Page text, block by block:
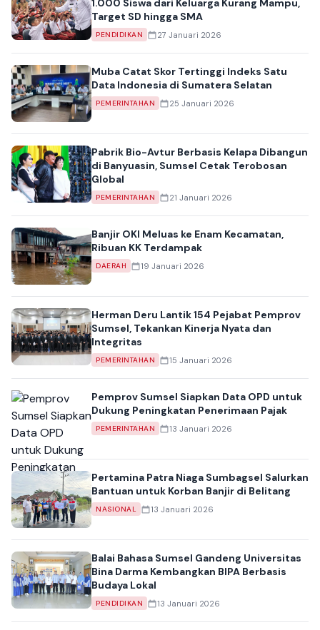
1.000 Siswa dari Keluarga Kurang Mampu,
Target SD hingga SMA
PENDIDIKAN 27 Januari 2026
Muba Catat Skor Tertinggi Indeks Satu
Data Indonesia di Sumatera Selatan
PEMERINTAHAN 25 Januari 2026
Pabrik Bio-Avtur Berbasis Kelapa Dibangun
di Banyuasin, Sumsel Cetak Terobosan
Global
PEMERINTAHAN 21 Januari 2026
Banjir OKI Meluas ke Enam Kecamatan,
Ribuan KK Terdampak
DAERAH 19 Januari 2026
Herman Deru Lantik 154 Pejabat Pemprov
Sumsel, Tekankan Kinerja Nyata dan
Integritas
PEMERINTAHAN 15 Januari 2026
Pemprov Sumsel Siapkan Data OPD untuk
Dukung Peningkatan Penerimaan Pajak
PEMERINTAHAN 13 Januari 2026
Pertamina Patra Niaga Sumbagsel Salurkan
Bantuan untuk Korban Banjir di Belitang
NASIONAL 13 Januari 2026
Balai Bahasa Sumsel Gandeng Universitas
Bina Darma Kembangkan BIPA Berbasis
Budaya Lokal
PENDIDIKAN 13 Januari 2026